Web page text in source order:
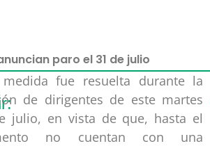
paro el 31 de julio
medida fue resuelta durante la
de dirigentes de este martes
julio, en vista de que, hasta el
no cuentan con una